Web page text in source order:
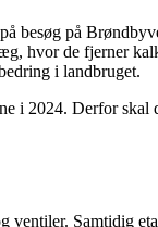
besøg på
hvor de fjerner
i landbruget.
i 2024. Derfor
Samtidig